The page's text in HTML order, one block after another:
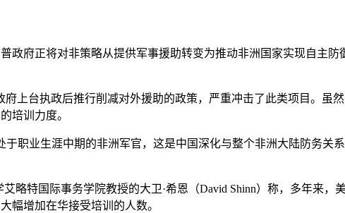
政府正将对非策略从提供军事援助转变为推动非洲国家实现自主
上台执政后推行削减对外援助的政策，严重冲击了此类项目。虽
培训力度。
职业生涯中期的非洲军官，这是中国深化与整个非洲大陆防务关
略特国际事务学院教授的大卫·希恩（David Shinn）称，多年来
幅增加在华接受培训的人数。